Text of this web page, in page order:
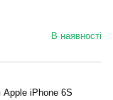
В наявності
Apple iPhone 6S